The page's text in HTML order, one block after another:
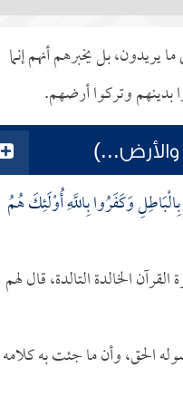
يريدون، بل يخبرهم أنهم إنما
وتركوا أرضهم.
وَكَفَرُوا بِاللَّهِ أُوْلَئِكَ هُمُ
الخالدة التالدة، قال لهم
الحق، وأن ما جئت به كلامه